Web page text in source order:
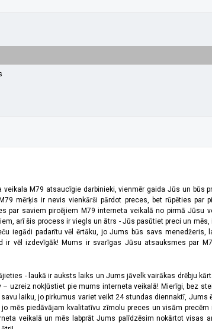
M79 atsaucīgie darbinieki, vienmēr gaida Jūs un
mērķis ir nevis vienkārši pārdot preces, bet rūpēties par
par saviem pircējiem M79 interneta veikalā no pirmā
arī šis process ir viegls un ātrs - Jūs pasūtiet preci un
iegādi padarītu vēl ērtāku, jo Jums būs savs
vēl izdevīgāk! Mums ir svarīgas Jūsu atsauksmes par
- laukā ir auksts laiks un Jums jāvelk vairākas drēbju
uzreiz nokļūstiet pie mums interneta veikalā! Mierīgi, bez
laiku, jo pirkumus variet veikt 24 stundas diennaktī,
mēs piedāvājam kvalitatīvu zīmolu preces un visām
veikalā un mēs labprāt Jums palīdzēsim nokārtot visas